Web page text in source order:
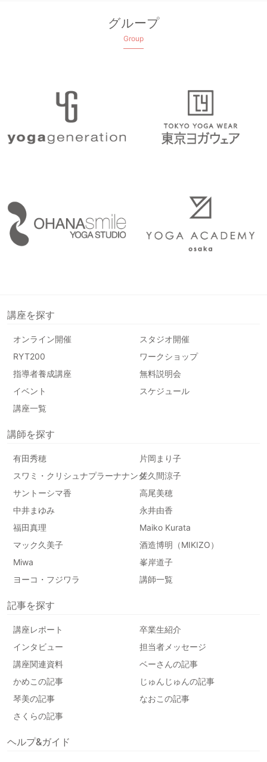
グループ
Group
講座を探す
オンライン開催
スタジオ開催
RYT200
ワークショップ
指導者養成講座
無料説明会
イベント
スケジュール
講座一覧
講師を探す
有田秀穂
片岡まり子
スワミ・クリシュナプラーナナンダ佐久間涼子
サントーシマ香
高尾美穂
中井まゆみ
永井由香
福田真理
Maiko Kurata
マック久美子
酒造博明（MIKIZO）
Miwa
峯岸道子
ヨーコ・フジワラ
講師一覧
記事を探す
講座レポート
卒業生紹介
インタビュー
担当者メッセージ
講座関連資料
ベーさんの記事
かめこの記事
じゅんじゅんの記事
琴美の記事
なおこの記事
さくらの記事
ヘルプ&ガイド